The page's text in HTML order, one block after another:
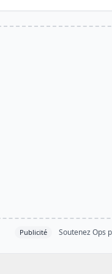
Publicité Soutenez Ops